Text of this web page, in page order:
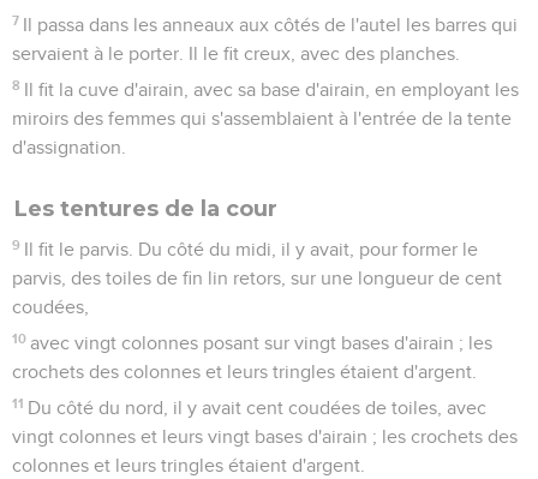
7 Il passa dans les anneaux aux côtés de l'autel les barres qui
servaient à le porter. Il le fit creux, avec des planches.
8 Il fit la cuve d'airain, avec sa base d'airain, en employant les
miroirs des femmes qui s'assemblaient à l'entrée de la tente
d'assignation.
Les tentures de la cour
9 Il fit le parvis. Du côté du midi, il y avait, pour former le
parvis, des toiles de fin lin retors, sur une longueur de cent
coudées,
10 avec vingt colonnes posant sur vingt bases d'airain ; les
crochets des colonnes et leurs tringles étaient d'argent.
11 Du côté du nord, il y avait cent coudées de toiles, avec
vingt colonnes et leurs vingt bases d'airain ; les crochets des
colonnes et leurs tringles étaient d'argent.